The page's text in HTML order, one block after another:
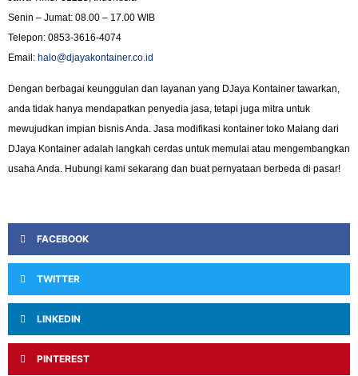
Senin – Jumat: 08.00 – 17.00 WIB
Telepon: 0853-3616-4074
Email: halo@djayakontainer.co.id
Dengan berbagai keunggulan dan layanan yang DJaya Kontainer tawarkan,
anda tidak hanya mendapatkan penyedia jasa, tetapi juga mitra untuk
mewujudkan impian bisnis Anda. Jasa modifikasi kontainer toko Malang dari
DJaya Kontainer adalah langkah cerdas untuk memulai atau mengembangkan
usaha Anda. Hubungi kami sekarang dan buat pernyataan berbeda di pasar!
FACEBOOK
TWITTER
LINKEDIN
PINTEREST